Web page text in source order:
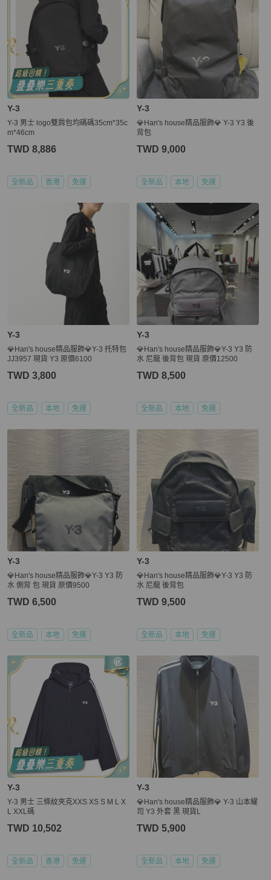
Y-3
Y-3 男士 logo雙肩包均碼碼35cm*35c
m*46cm
TWD 8,886
全新品 香港 免運
Y-3
💎Han's house精品服飾💎 Y-3 Y3 後
背包
TWD 9,000
全新品 本地 免運
Y-3
💎Han's house精品服飾💎Y-3 托特包
JJ3957 現貨 Y3 原價6100
TWD 3,800
全新品 本地 免運
Y-3
💎Han's house精品服飾💎Y-3 Y3 防
水 尼龍 後背包 現貨 原價12500
TWD 8,500
全新品 本地 免運
Y-3
💎Han's house精品服飾💎Y-3 Y3 防
水 側背 包 現貨 原價9500
TWD 6,500
全新品 本地 免運
Y-3
💎Han's house精品服飾💎Y-3 Y3 防
水 尼龍 後背包
TWD 9,500
全新品 本地 免運
Y-3
Y-3 男士 三條紋夾克XXS XS S M L X
L XXL碼
TWD 10,502
全新品 香港 免運
Y-3
💎Han's house精品服飾💎 Y-3 山本耀
司 Y3 外套 黑 現貨L
TWD 5,900
全新品 本地 免運